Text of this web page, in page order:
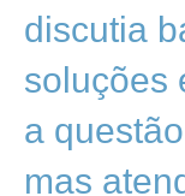
discutia
soluções
a
mas